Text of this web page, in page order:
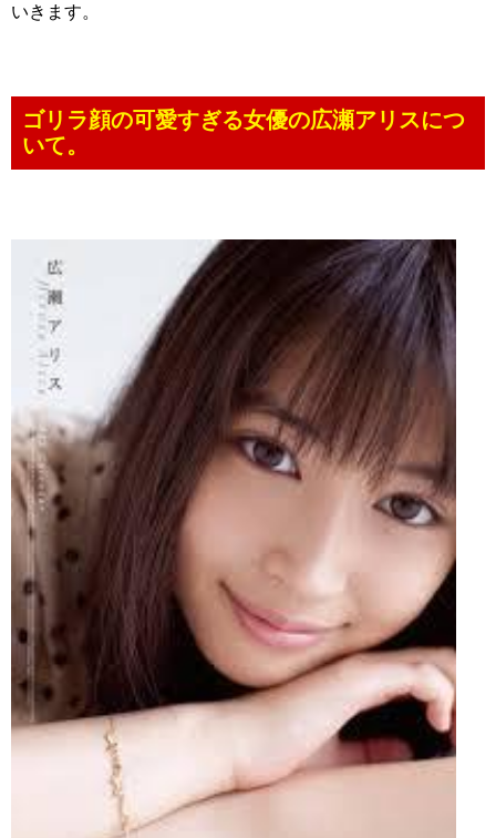
いきます。
ゴリラ顔の可愛すぎる女優の広瀬アリスにつ
いて。